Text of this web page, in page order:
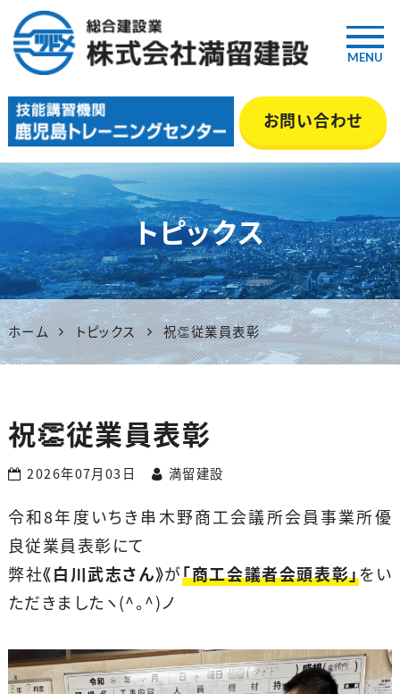
鹿児島の総合建設業『満留建
設』｜土木・舗装・型枠・管工事
等 いちき串木野市
お問い合わせ
MENU
トピックス
ホーム トピックス 祝👏従業員表彰
祝👏従業員表彰
2026年07月03日 満留建設
令和8年度いちき串木野商工会議所会員事業所優
良従業員表彰にて
弊社《白川武志さん》が「商工会議者会頭表彰」をい
ただきましたヽ(^。^)ノ